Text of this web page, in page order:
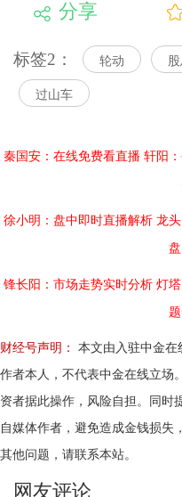
分享
标签2： 轮动
过山车
秦国安：在线免费看直播 轩阳
徐小明：盘中即时直播解析 龙
锋长阳：市场走势实时分析 灯
财经号声明：
本文由入驻中金在
作者本人，不代表中金在线立场
资者据此操作，风险自担。同时
自媒体作者，避免造成金钱损失
其他问题，请联系本站。